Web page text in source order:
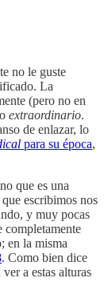
no le guste
La
(pero no en
extraordinario.
de enlazar, lo
para su época,
que es una
escribimos nos
y muy pocas
completamente
en la misma
. Como bien dice
a estas alturas